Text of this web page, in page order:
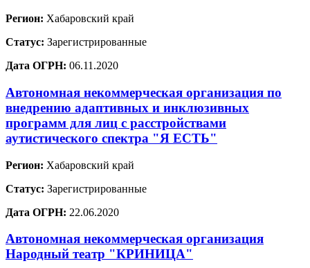
Регион: Хабаровский край
Статус: Зарегистрированные
Дата ОГРН: 06.11.2020
Автономная некоммерческая организация по
внедрению адаптивных и инклюзивных
программ для лиц с расстройствами
аутистического спектра "Я ЕСТЬ"
Регион: Хабаровский край
Статус: Зарегистрированные
Дата ОГРН: 22.06.2020
Автономная некоммерческая организация
Народный театр "КРИНИЦА"